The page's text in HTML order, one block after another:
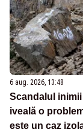
6 aug. 2026, 13:48
Scandalul
iveală o
este un caz